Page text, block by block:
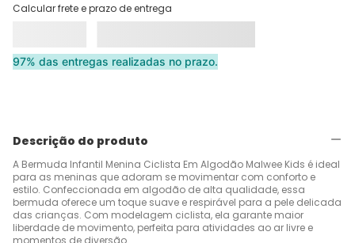
Calcular frete e prazo de entrega
97% das entregas realizadas no prazo.
Descrição do produto
A Bermuda Infantil Menina Ciclista Em Algodão Malwee Kids é ideal
para as meninas que adoram se movimentar com conforto e
estilo. Confeccionada em algodão de alta qualidade, essa
bermuda oferece um toque suave e respirável para a pele delicada
das crianças. Com modelagem ciclista, ela garante maior
liberdade de movimento, perfeita para atividades ao ar livre e
momentos de diversão.